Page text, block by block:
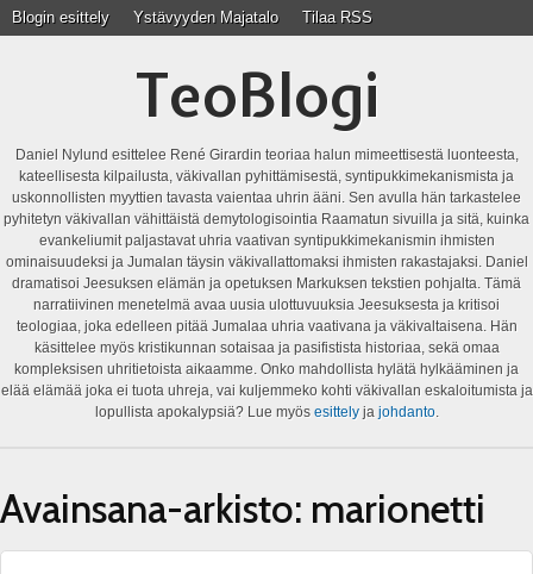
Blogin esittely Ystävyyden Majatalo Tilaa RSS
TeoBlogi
Daniel Nylund esittelee René Girardin teoriaa halun mimeettisestä luonteesta,
kateellisesta kilpailusta, väkivallan pyhittämisestä, syntipukkimekanismista ja
uskonnollisten myyttien tavasta vaientaa uhrin ääni. Sen avulla hän tarkastelee
pyhitetyn väkivallan vähittäistä demytologisointia Raamatun sivuilla ja sitä, kuinka
evankeliumit paljastavat uhria vaativan syntipukkimekanismin ihmisten
ominaisuudeksi ja Jumalan täysin väkivallattomaksi ihmisten rakastajaksi. Daniel
dramatisoi Jeesuksen elämän ja opetuksen Markuksen tekstien pohjalta. Tämä
narratiivinen menetelmä avaa uusia ulottuvuuksia Jeesuksesta ja kritisoi
teologiaa, joka edelleen pitää Jumalaa uhria vaativana ja väkivaltaisena. Hän
käsittelee myös kristikunnan sotaisaa ja pasifistista historiaa, sekä omaa
kompleksisen uhritietoista aikaamme. Onko mahdollista hylätä hylkääminen ja
elää elämää joka ei tuota uhreja, vai kuljemmeko kohti väkivallan eskaloitumista ja
lopullista apokalypsiä? Lue myös esittelyja johdanto.
Avainsana-arkisto: marionetti